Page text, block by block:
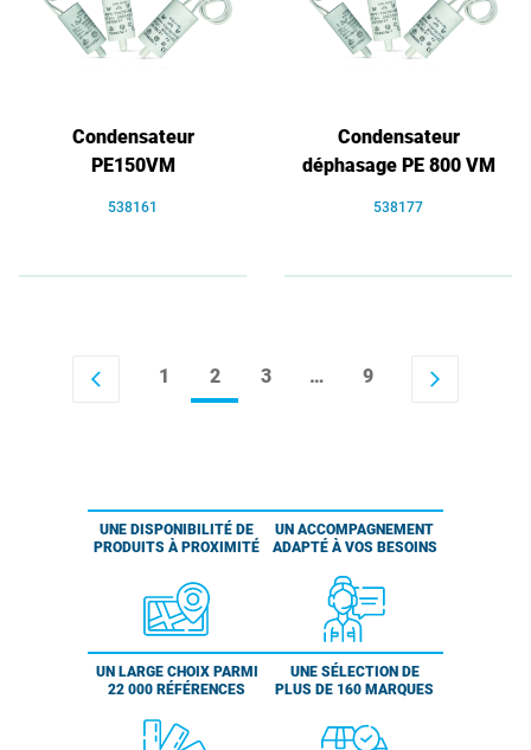
Condensateur
PE150VM
538161
Condensateur
déphasage PE 800 VM
538177
arrow_back_ios 1 2 3 … 9 arrow_forward_ios
UNE DISPONIBILITÉ DE
PRODUITS À PROXIMITÉ
UN ACCOMPAGNEMENT
ADAPTÉ À VOS BESOINS
UN LARGE CHOIX PARMI
22 000 RÉFÉRENCES
UNE SÉLECTION DE
PLUS DE 160 MARQUES